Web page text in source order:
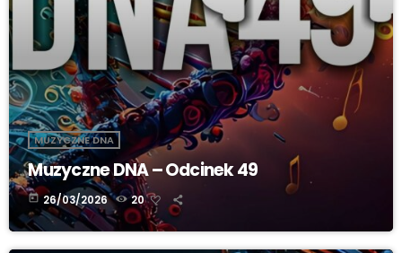
MUZYCZNE DNA
Muzyczne DNA – Odcinek 49
today 26/03/2026 20